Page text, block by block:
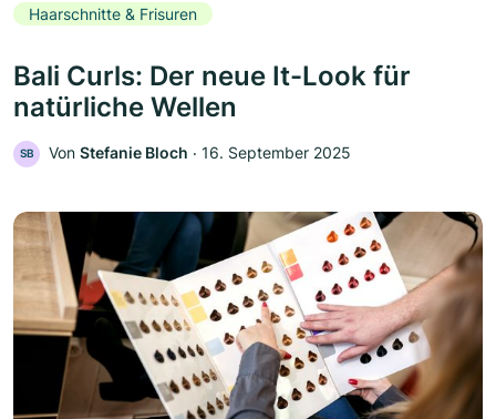
Haarschnitte & Frisuren
Bali Curls: Der neue It-Look für
natürliche Wellen
SB Von Stefanie Bloch ‧ 16. September 2025